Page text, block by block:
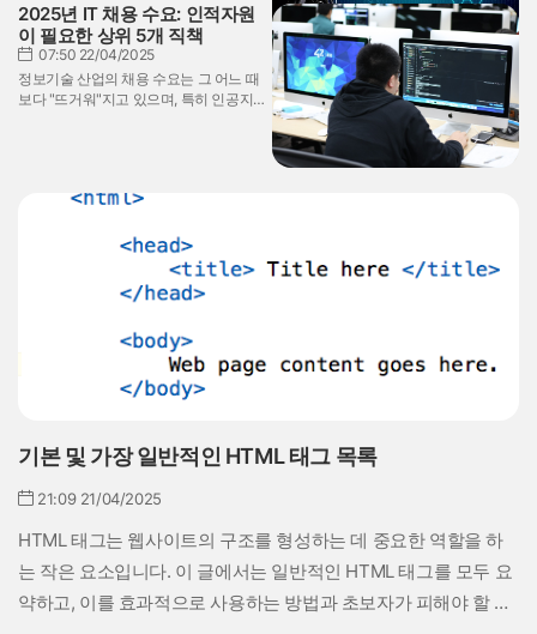
털 콘텐츠 분야의 최신 기술 트렌드와 혁
신적인 솔루션을 한자리에서 만나볼 수
있는 기회로, 전 세계 수백 개의 기업과 전
문가들이 한자리에 모여 산업의 현재와
미래를 논의하게 됩니다.
터 교육, 엔터테인먼트까지 모든 산업과
분야를 혁신하고 있습니다. Devwork에
참여하여 AI의 "놀라운" 힘과 그것이 세상
을 어떻게 변화시키고 있는지 알아보세
요.
2025년 IT 채용 수요: 인적자원
이 필요한 상위 5개 직책
07:50 22/04/2025
정보기술 산업의 채용 수요는 그 어느 때
보다 "뜨거워"지고 있으며, 특히 인공지
은 기회가 생겨나고 있습니다.
기본 및 가장 일반적인 HTML 태그 목록
21:09 21/04/2025
HTML 태그는 웹사이트의 구조를 형성하는 데 중요한 역할을 하
는 작은 요소입니다. 이 글에서는 일반적인 HTML 태그를 모두 요
약하고, 이를 효과적으로 사용하는 방법과 초보자가 피해야 할 실